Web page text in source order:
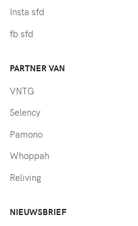
Insta sfd
fb sfd
PARTNER VAN
VNTG
Selency
Pamono
Whoppah
Reliving
NIEUWSBRIEF